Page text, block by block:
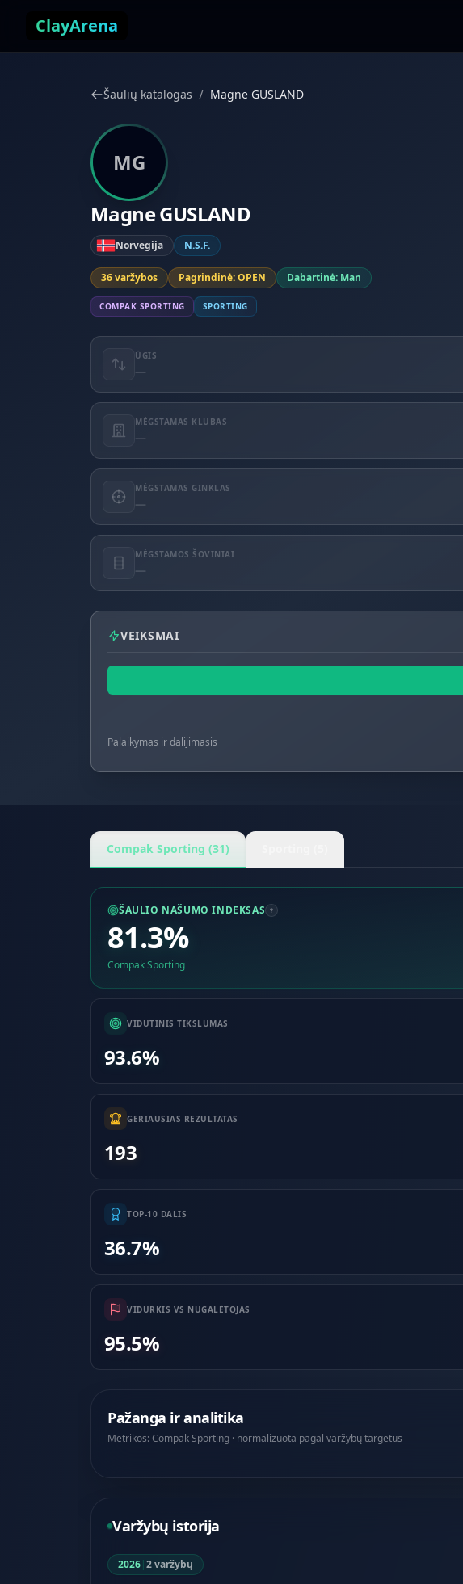
ClayArena
Šaulių katalogas / Magne GUSLAND
MG
Magne GUSLAND
Norvegija N.S.F.
36 varžybos Pagrindinė: OPEN Dabartinė: Man
COMPAK SPORTING SPORTING
ŪGIS
—
MĖGSTAMAS KLUBAS
—
MĖGSTAMAS GINKLAS
—
MĖGSTAMOS ŠOVINIAI
—
VEIKSMAI
Palaikymas ir dalijimasis
Compak Sporting (31)
ŠAULIO NAŠUMO INDEKSAS
81.3%
Compak Sporting
VIDUTINIS TIKSLUMAS
93.6%
GERIAUSIAS REZULTATAS
193
TOP-10 DALIS
36.7%
VIDURKIS VS NUGALĖTOJAS
95.5%
Pažanga ir analitika
Metrikos: Compak Sporting · normalizuota pagal varžybų targetus
Varžybų istorija
2026|2 varžybų